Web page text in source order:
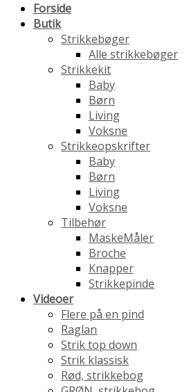
Forside
Butik
Strikkebøger
Alle strikkebøger
Strikkekit
Baby
Børn
Living
Voksne
Strikkeopskrifter
Baby
Børn
Living
Voksne
Tilbehør
MaskeMåler
Broche
Knapper
Strikkepinde
Videoer
Flere på en pind
Raglan
Strik top down
Strik klassisk
Rød, strikkebog